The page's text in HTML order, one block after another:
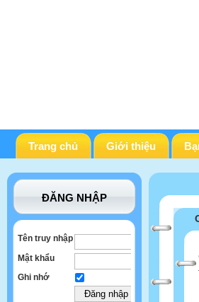
Trang chủ Giới thiệu
ĐĂNG NHẬP
Tên truy nhập
Mật khẩu
Ghi nhớ